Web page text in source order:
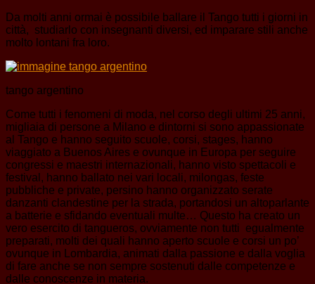
Da molti anni ormai è possibile ballare il Tango tutti i giorni in
città, studiarlo con insegnanti diversi, ed imparare stili anche
molto lontani fra loro.
tango argentino
Come tutti i fenomeni di moda, nel corso degli ultimi 25 anni,
migliaia di persone a Milano e dintorni si sono appassionate
al Tango e hanno seguito scuole, corsi, stages, hanno
viaggiato a Buenos Aires e ovunque in Europa per seguire
congressi e maestri internazionali, hanno visto spettacoli e
festival, hanno ballato nei vari locali, milongas, feste
pubbliche e private, persino hanno organizzato serate
danzanti clandestine per la strada, portandosi un altoparlante
a batterie e sfidando eventuali multe… Questo ha creato un
vero esercito di tangueros, ovviamente non tutti egualmente
preparati, molti dei quali hanno aperto scuole e corsi un po’
ovunque in Lombardia, animati dalla passione e dalla voglia
di fare anche se non sempre sostenuti dalle competenze e
dalle conoscenze in materia.